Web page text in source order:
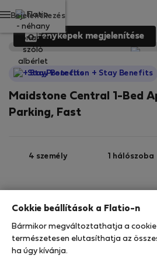
Bejelentkezés
Fényképek megjelenítése
StayProtection + Stay Benefits
Maidstone Central 1-Bed
Parking, Fast
4 személy 1 hálószoba
StayProtection Stay
Az Ön tartózkodását ebben az
Cokkie beállítások a Flatio-n
Bármikor megváltoztathatja a
természetesen elutasíthatja az
ha úgy kívánja.